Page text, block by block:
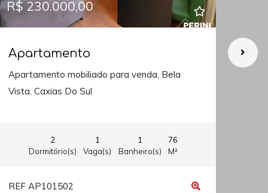
R$ 230.000,00
Apartamento
Apartamento mobiliado para venda, Bela
Vista, Caxias Do Sul
2
Dormitório(s)
1
Vaga(s)
1
Banheiro(s)
76
M²
REF AP101502